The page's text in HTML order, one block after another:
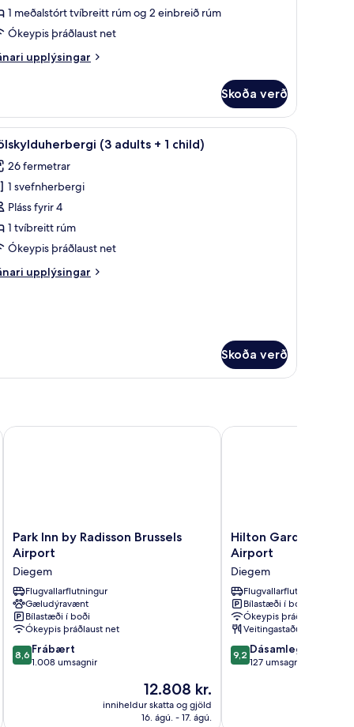
1 meðalstórt tvíbreitt rúm og 2 einbreið rúm
Ókeypis þráðlaust net
upplýsingar
Skoða verð
hljóðeinangrun Míníbar, öryggishólf í herbergi, skrifborð,
16 (3 adults + 1 child)
26 fermetrar
1 svefnherbergi
Pláss fyrir 4
1 tvíbreitt rúm
Ókeypis þráðlaust net
upplýsingar
Skoða verð
IHG
Park
Inn
Radisson
Brussels
Airport
Diegem
Park Inn by Radisson Brussels
Airport
Diegem
Flugvallarflutningur
Gæludýravænt
Bílastæði í boði
Ókeypis þráðlaust net
8.6
af
8,6 Frábært
1.008 umsagnir
Verðið
er
12.808 kr.
12.808 kr.
inniheldur skatta og gjöld
16. ágú. - 17. ágú.
Park Inn by Radisson Brussels Airport
Hilton
Garden
Brussels
Airport
Diegem
Hilton Garden Inn
Airport
Diegem
Flugvallarflutningur
Bílastæði í boði
Ókeypis þráðlaust net
Veitingastaður
9.2
af
9,2 Dásamlegt
127 umsagnir
Hilton Garden Inn